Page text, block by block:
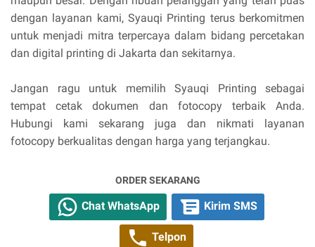
dengan layanan kami, Syauqi Printing terus berkomitmen
untuk menjadi mitra terpercaya dalam bidang percetakan
dan digital printing di Jakarta dan sekitarnya.
Jangan ragu untuk memilih Syauqi Printing sebagai
tempat cetak dokumen dan fotocopy terbaik Anda.
Hubungi kami sekarang juga dan nikmati layanan
fotocopy berkualitas dengan harga yang terjangkau.
ORDER SEKARANG
Chat WhatsApp Kirim SMS
Telpon